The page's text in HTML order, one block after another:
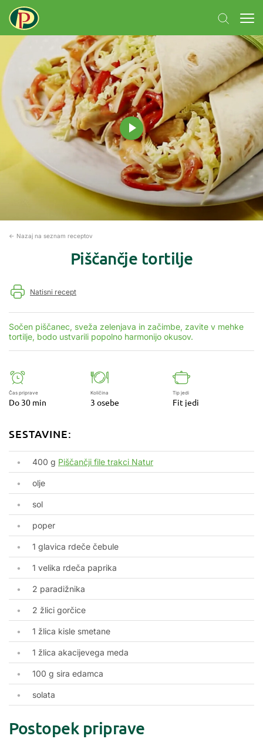
← Nazaj na seznam receptov
Piščančje tortilje
Natisni recept
Sočen piščanec, sveža zelenjava in začimbe, zavite v mehke
tortilje, bodo ustvarili popolno harmonijo okusov.
Čas priprave
Do 30 min
Količina
3 osebe
Tip jedi
Fit jedi
SESTAVINE:
400 g Piščančji file trakci Natur
olje
sol
poper
1 glavica rdeče čebule
1 velika rdeča paprika
2 paradižnika
2 žlici gorčice
1 žlica kisle smetane
1 žlica akacijevega meda
100 g sira edamca
solata
Postopek priprave